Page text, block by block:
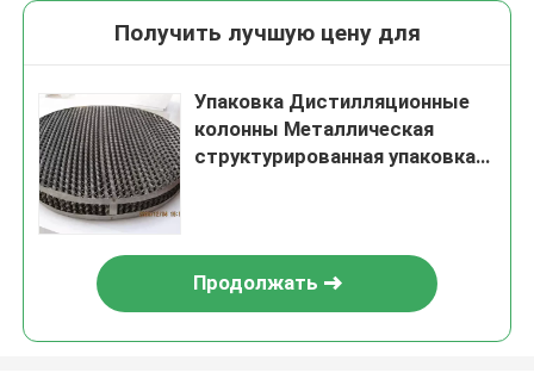
Получить лучшую цену для
Упаковка Дистилляционные
колонны Металлическая
структурированная упаковка
Продолжать